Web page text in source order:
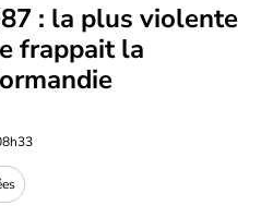
: la plus violente
frappait la